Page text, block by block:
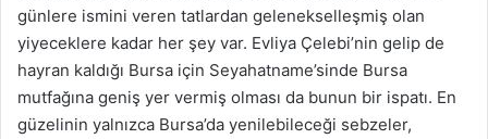
günlere ismini veren tatlardan gelenekselleşmiş olan
yiyeceklere kadar her şey var. Evliya Çelebi’nin gelip de
hayran kaldığı Bursa için Seyahatname’sinde Bursa
mutfağına geniş yer vermiş olması da bunun bir ispatı. En
güzelinin yalnızca Bursa’da yenilebileceği sebzeler,